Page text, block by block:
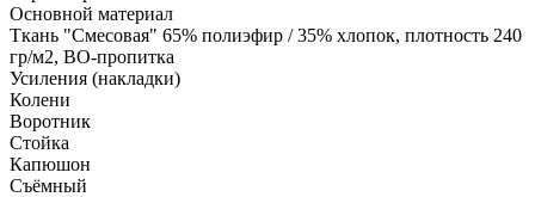
Основной материал
Ткань "Смесовая" 65% полиэфир / 35% хлопок, плотность 240
гр/м2, ВО-пропитка
Усиления (накладки)
Колени
Воротник
Стойка
Капюшон
Съёмный